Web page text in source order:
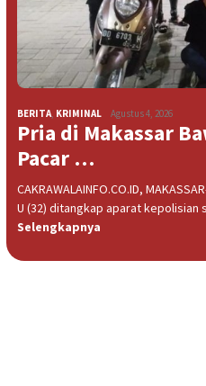
BERITA, KRIMINAL Agustus 4, 2026
Pria di Makassar
Pacar …
CAKRAWALAINFO.CO.ID,
U (32) ditangkap aparat kepolisian
Selengkapnya